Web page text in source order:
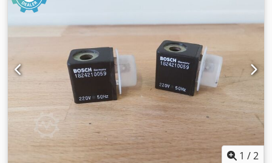
1 /2